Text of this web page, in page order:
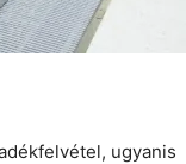
ugyanis